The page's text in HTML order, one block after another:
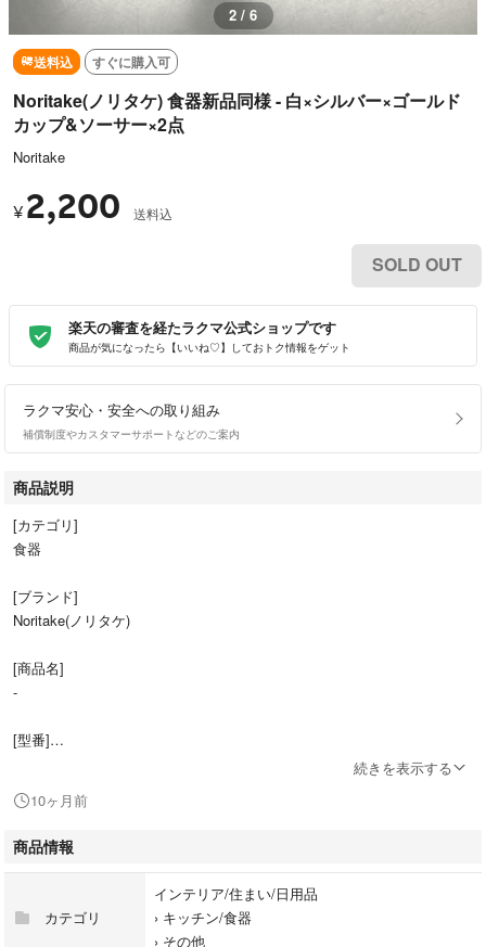
3 / 6
送料込 すぐに購入可
Noritake(ノリタケ) 食器新品同様 - 白×シルバー×ゴールド
カップ&ソーサー×2点
Noritake
¥ 2,200 送料込
SOLD OUT
楽天の審査を経たラクマ公式ショップです
商品が気になったら【いいね♡】しておトク情報をゲット
ラクマ安心・安全への取り組み
補償制度やカスタマーサポートなどのご案内
商品説明
[カテゴリ]
食器
[ブランド]
Noritake(ノリタケ)
[商品名]
-
[型番]
[表記サイズ]
なし
■皿
直径 : 約 15 cm (直径)
続きを表示する
10ヶ月前
商品情報
カテゴリ
インテリア/住まい/日用品
› キッチン/食器
› その他